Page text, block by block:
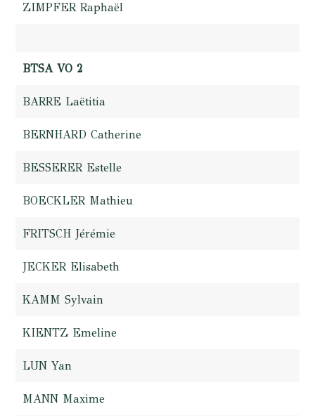
ZIMPFER Raphaël
BTSA VO 2
BARRE Laëtitia
BERNHARD Catherine
BESSERER Estelle
BOECKLER Mathieu
FRITSCH Jérémie
JECKER Elisabeth
KAMM Sylvain
KIENTZ Emeline
LUN Yan
MANN Maxime